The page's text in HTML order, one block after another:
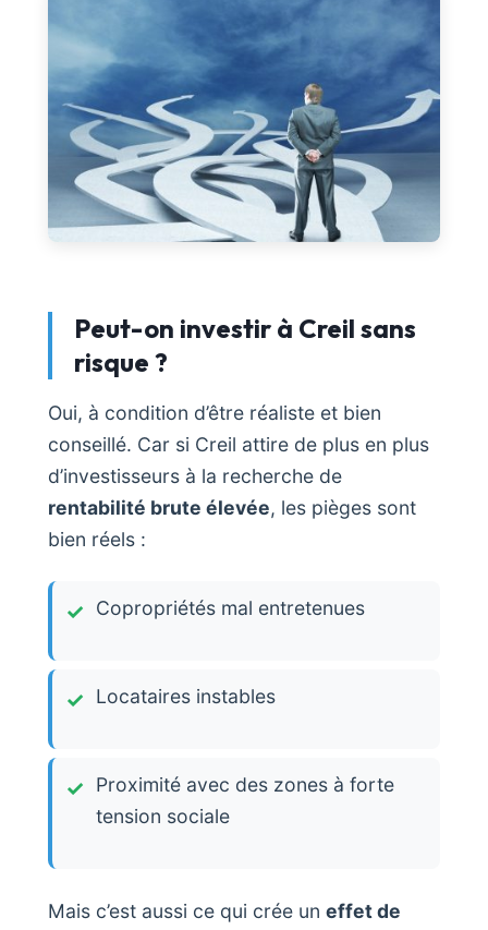
Peut-on investir à Creil sans
risque ?
Oui, à condition d’être réaliste et bien
conseillé. Car si Creil attire de plus en plus
d’investisseurs à la recherche de
rentabilité brute élevée, les pièges sont
bien réels :
Copropriétés mal entretenues
Locataires instables
Proximité avec des zones à forte
tension sociale
Mais c’est aussi ce qui crée un effet de